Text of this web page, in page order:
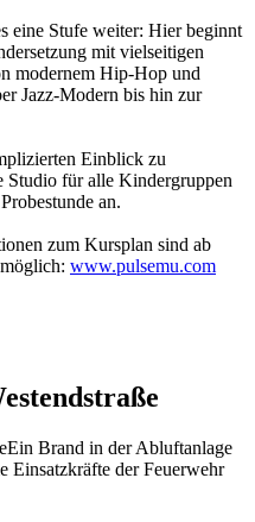
eine Stufe weiter: Hier beginnt
mit vielseitigen
modernem Hip-Hop und
Jazz-Modern bis hin zur
Einblick zu
Studio für alle Kindergruppen
an.
zum Kursplan sind ab
www.pulsemu.com
Ein Brand in der Abluftanlage
Einsatzkräfte der Feuerwehr